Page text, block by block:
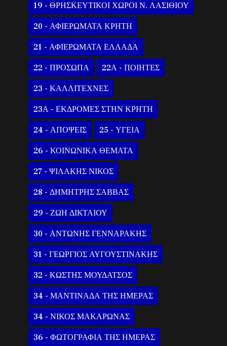
19 - ΘΡΗΣΚΕΥΤΙΚΟΙ ΧΩΡΟΙ Ν. ΛΑΣΙΘΙΟΥ
20 - ΑΦΙΕΡΩΜΑΤΑ ΚΡΗΤΗ
21 - ΑΦΙΕΡΩΜΑΤΑ ΕΛΛΑΔΑ
22 - ΠΡΟΣΩΠΑ 22Α - ΠΟΙΗΤΕΣ
23 - ΚΑΛΛΙΤΕΧΝΕΣ
23Α - ΕΚΔΡΟΜΕΣ ΣΤΗΝ ΚΡΗΤΗ
24 - ΑΠΟΨΕΙΣ 25 - ΥΓΕΙΑ
26 - ΚΟΙΝΩΝΙΚΑ ΘΕΜΑΤΑ
27 - ΨΙΛΑΚΗΣ ΝΙΚΟΣ
28 - ΔΗΜΗΤΡΗΣ ΣΑΒΒΑΣ
29 - ΖΩΗ ΔΙΚΤΑΙΟΥ
30 - ΑΝΤΩΝΗΣ ΓΕΝΝΑΡΑΚΗΣ
31 - ΓΕΩΡΓΙΟΣ ΑΥΓΟΥΣΤΙΝΑΚΗΣ
32 - ΚΩΣΤΗΣ ΜΟΥΔΑΤΣΟΣ
34 - ΜΑΝΤΙΝΑΔΑ ΤΗΣ ΗΜΕΡΑΣ
34 - ΝΙΚΟΣ ΜΑΚΑΡΩΝΑΣ
36 - ΦΩΤΟΓΡΑΦΙΑ ΤΗΣ ΗΜΕΡΑΣ